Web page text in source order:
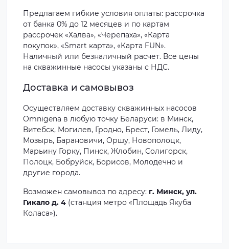
Предлагаем гибкие условия оплаты: рассрочка
от банка 0% до 12 месяцев и по картам
рассрочек «Халва», «Черепаха», «Карта
покупок», «Smart карта», «Карта FUN».
Наличный или безналичный расчет. Все цены
на скважинные насосы указаны с НДС.
Доставка и самовывоз
Осуществляем доставку скважинных насосов
Omnigena в любую точку Беларуси: в Минск,
Витебск, Могилев, Гродно, Брест, Гомель, Лиду,
Мозырь, Барановичи, Оршу, Новополоцк,
Марьину Горку, Пинск, Жлобин, Солигорск,
Полоцк, Бобруйск, Борисов, Молодечно и
другие города.
Возможен самовывоз по адресу: г. Минск, ул.
Гикало д. 4 (станция метро «Площадь Якуба
Коласа»).